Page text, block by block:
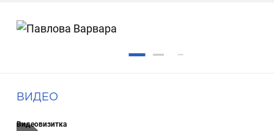
ВИДЕО
Видеовизитка